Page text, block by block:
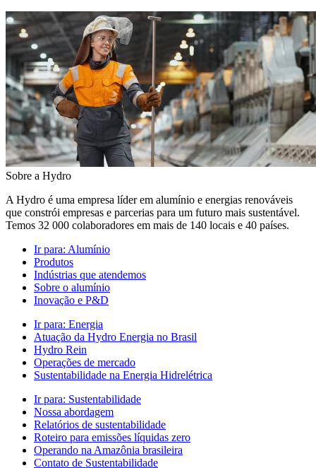
Sobre a Hydro
A Hydro é uma empresa líder em alumínio e energias renováveis
que constrói empresas e parcerias para um futuro mais sustentável.
Temos 32 000 colaboradores em mais de 140 locais e 40 países.
Ir para: Alumínio
Produtos
Indústrias que atendemos
Sobre o alumínio
Inovação e P&D
Ir para: Energia
Atuação da Hydro Energia no Brasil
Hydro Rein
Operações de mercado
Sustentabilidade na Energia Hidrelétrica
Ir para: Sustentabilidade
Nossa abordagem
Relatórios de sustentabilidade
Roteiro para emissões líquidas zero
Operando na Amazônia brasileira
Contato de Sustentabilidade